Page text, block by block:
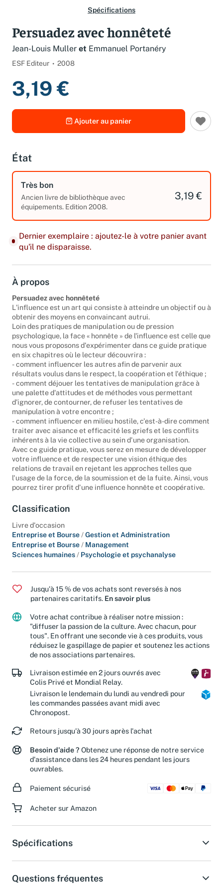
Persuadez avec honnêteté
Emmanuel Portanéry
3,19 €
Ajouter au panier
État
Très bon
Ancien livre de bibliothèque avec
3,19 €
Dernier exemplaire : ajoutez-le à votre panier avant
qu'il ne disparaisse.
À propos
Persuadez avec honnêteté
L'influence est un art qui consiste à atteindre un objectif ou à
obtenir des moyens en convaincant autrui.
Loin des pratiques de manipulation ou de pression
psychologique, la face « honnête » de l'influence est celle que
nous vous proposons d'expérimenter dans ce guide pratique
en six chapitres où le lecteur découvrira :
- comment influencer les autres afin de parvenir aux
résultats voulus dans le respect, la coopération et l'éthique ;
- comment déjouer les tentatives de manipulation grâce à
une palette d'attitudes et de méthodes vous permettant
d'ignorer, de contourner, de refuser les tentatives de
manipulation à votre encontre ;
- comment influencer en milieu hostile, c'est-à-dire comment
traiter avec aisance et efficacité les griefs et les conflits
inhérents à la vie collective au sein d'une organisation.
Avec ce guide pratique, vous serez en mesure de développer
votre influence et de respecter une vision éthique des
relations de travail en rejetant les approches telles que
l'usage de la force, de la soumission et de la fuite. Ainsi, vous
pourrez tirer profit d'une influence honnête et coopérative.
Classification
Livre d'occasion
Entreprise et Bourse / Gestion et Administration
Entreprise et Bourse /Management
Jusqu'à 15 % de vos achats sont reversés à nos
partenaires caritatifs.
En savoir plus
Votre achat contribue à réaliser notre mission :
"diffuser la passion de la culture. Avec chacun, pour
tous". En offrant une seconde vie à ces produits, vous
réduisez le gaspillage de papier et soutenez les actions
de nos associations partenaires.
Livraison estimée en 2 jours ouvrés avec
Colis Privé et Mondial Relay.
Livraison le lendemain du lundi au vendredi pour
les commandes passées avant midi avec
Retours jusqu'à 30 jours après l'achat
Besoin d'aide ?Obtenez une réponse de notre service
d'assistance dans les 24 heures pendant les jours
Spécifications
Questions fréquentes